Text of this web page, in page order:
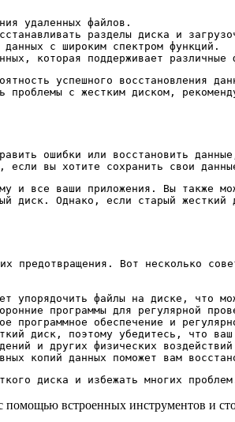
удаленных файлов.
разделы диска и
данных с широким спектром функций.
которая поддерживает различные
успешного восстановления
с жестким диском,
ошибки или восстановить
вы хотите сохранить свои
и все ваши приложения. Вы также
диск. Однако, если старый жесткий
Вот несколько
упорядочить файлы на диске, что
программы для регулярной
программное обеспечение и
диск, поэтому убедитесь, что
и других физических
копий данных поможет вам
диска и избежать многих
встроенных инструментов и